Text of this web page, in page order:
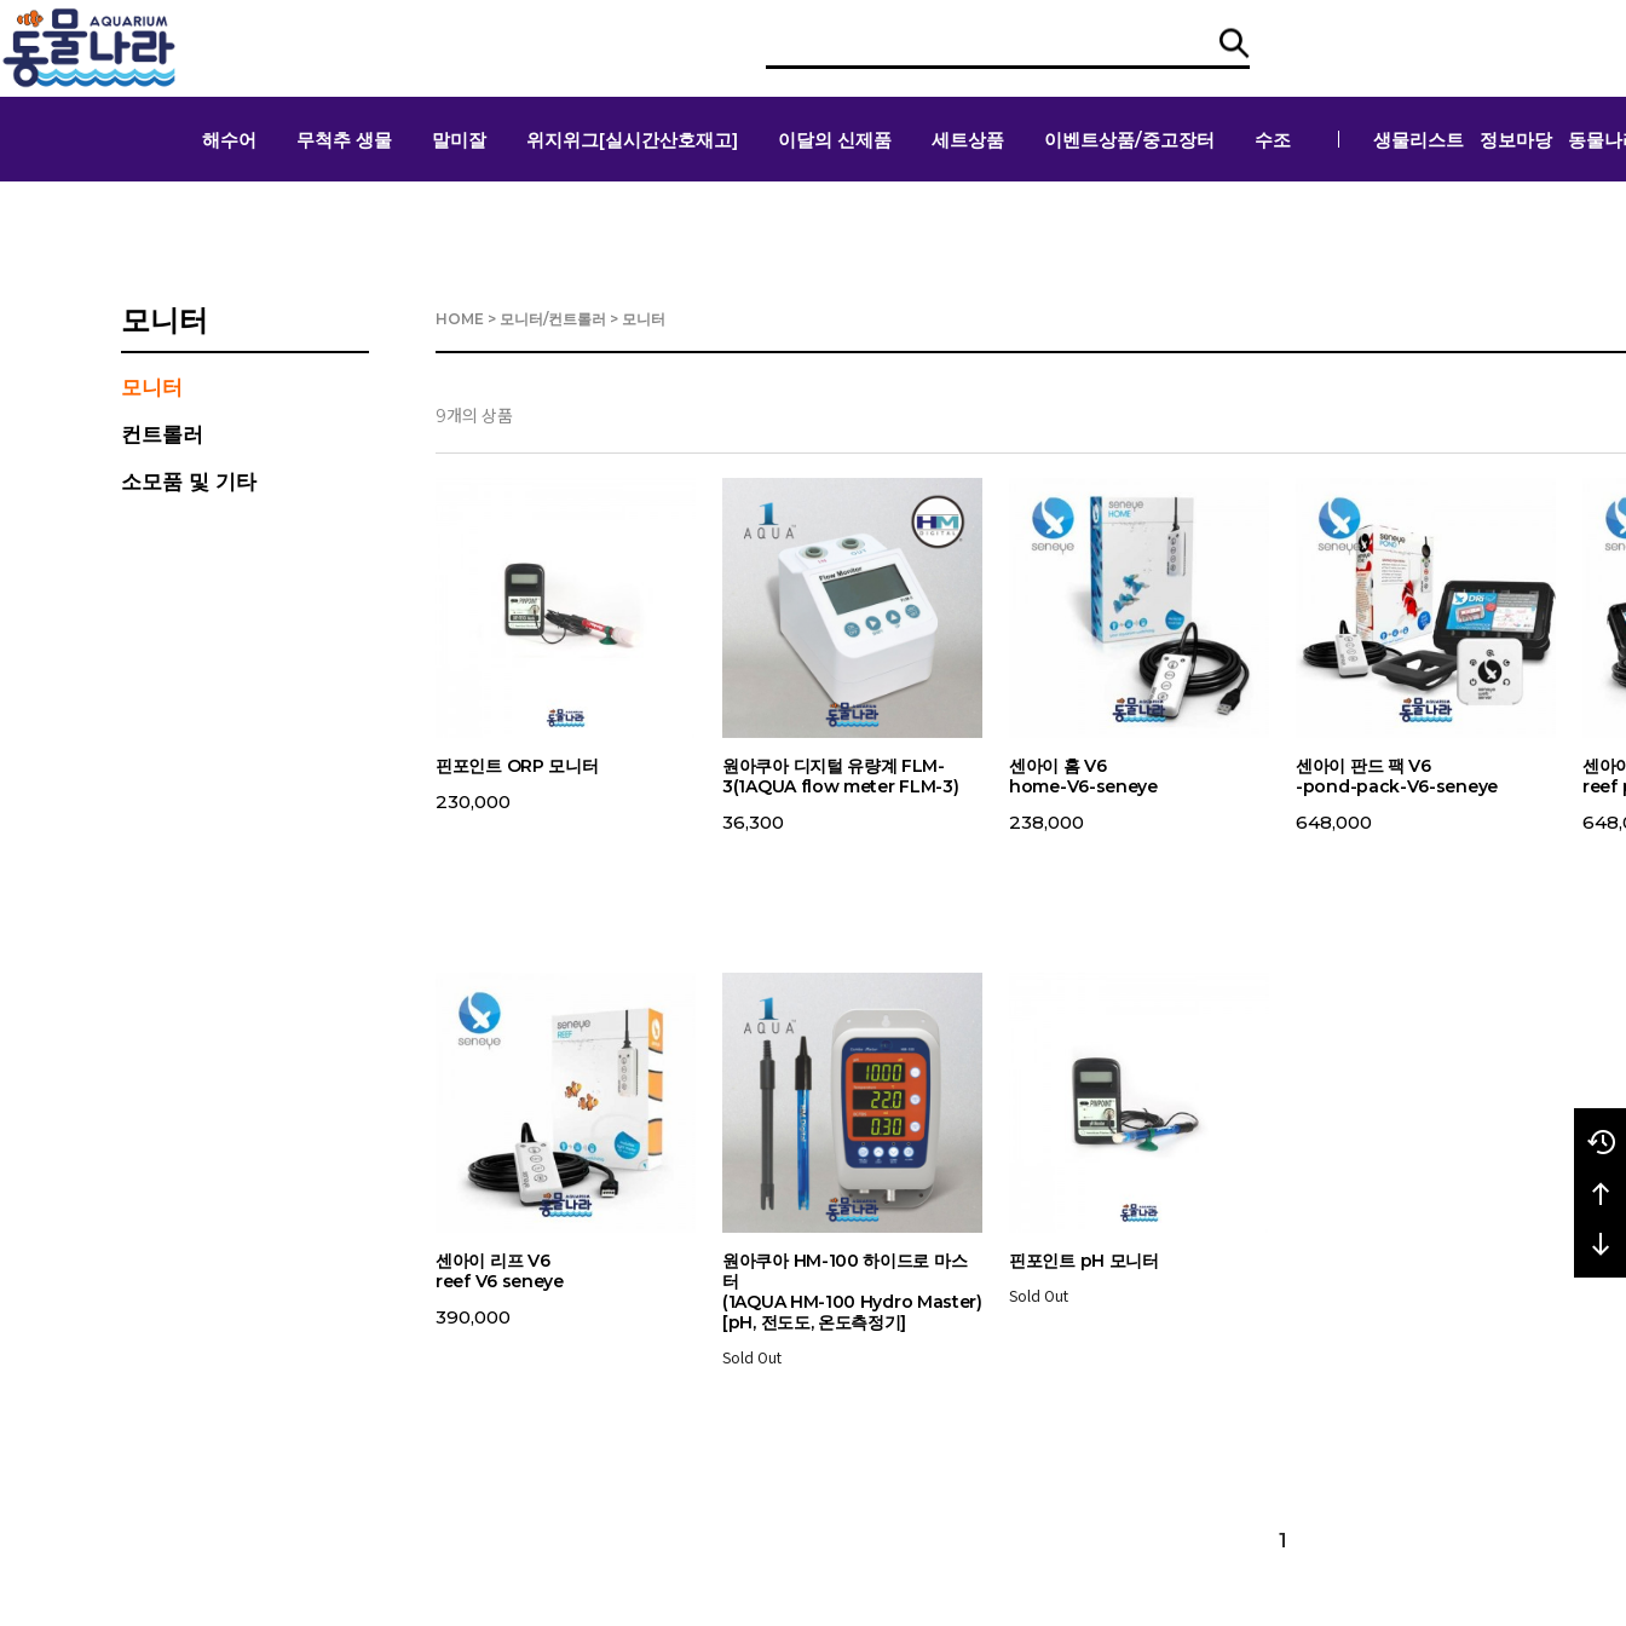
해수어 무척추 생물 말미잘 위지위그[실시간산호재고] 이달의 신제품 세트상품 이벤트상품/중고장터 수조 생물리스트 정보마당 동물
모니터
모니터
컨트롤러
소모품 및 기타
HOME > 모니터/컨트롤러 > 모니터
9개의 상품
핀포인트 ORP 모니터
230,000
원아쿠아 디지털 유량계 FLM-
3(1AQUA flow meter FLM-3)
36,300
센아이 홈 V6
home-V6-seneye
238,000
센아이 판드 팩 V6
-pond-pack-V6-seneye
648,000
센아
reef
센아이 리프 V6
reef V6 seneye
390,000
원아쿠아 HM-100 하이드로 마스
터
(1AQUA HM-100 Hydro Master)
[pH, 전도도, 온도측정기]
Sold Out
핀포인트 pH 모니터
Sold Out
1